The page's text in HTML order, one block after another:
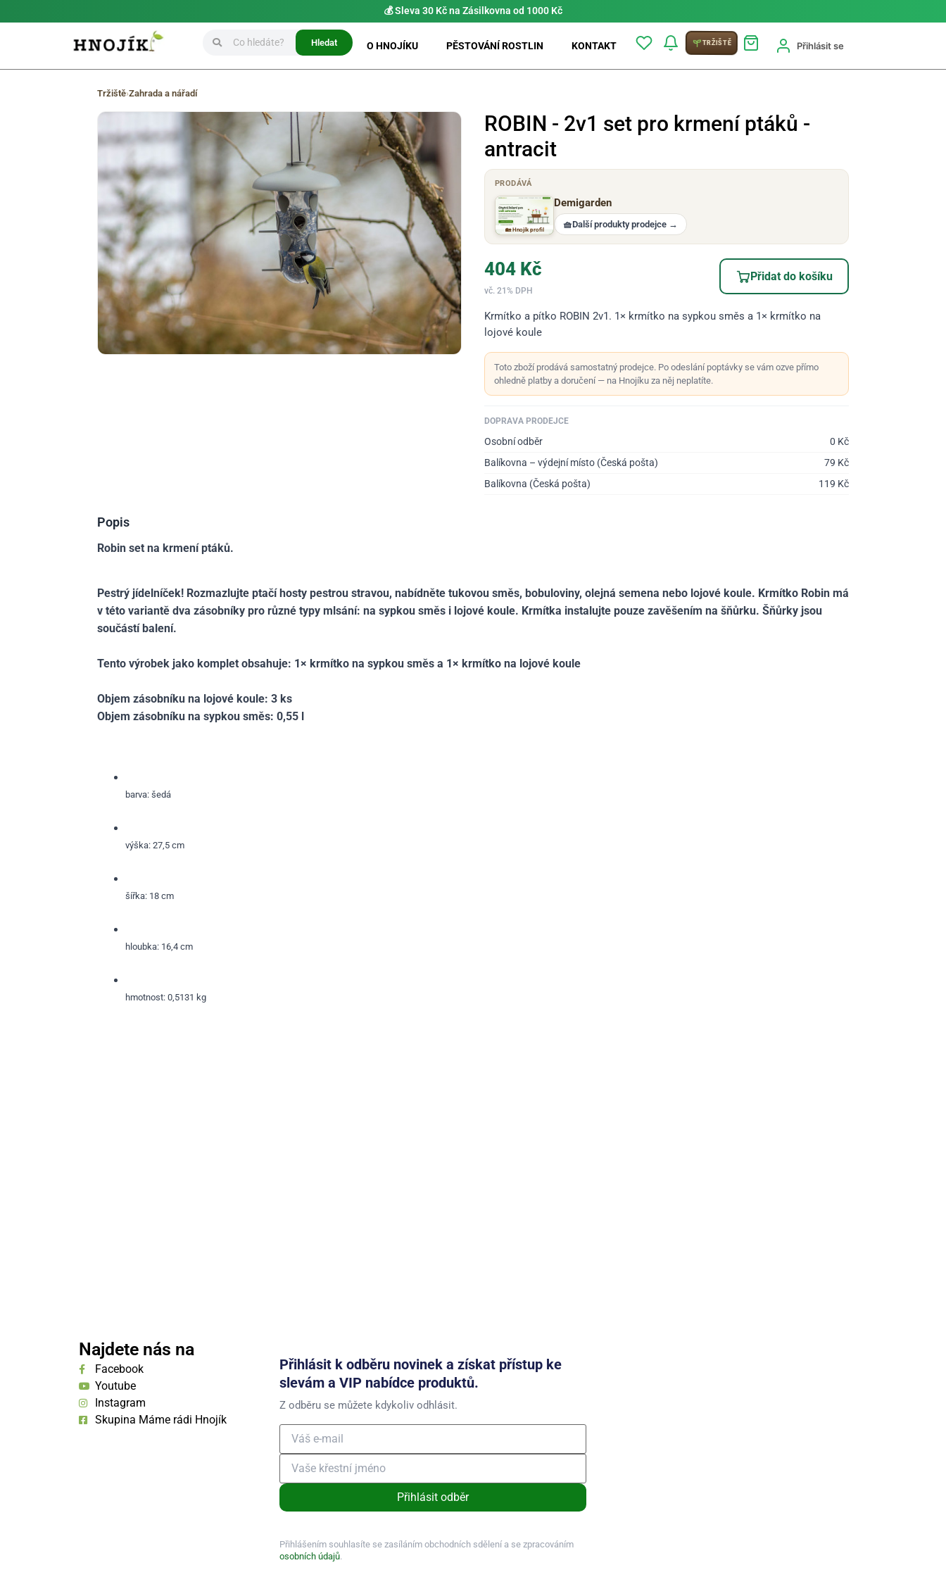
💰 Sleva 30 Kč na Zásilkovna od 1000 Kč
Hledat O HNOJÍKU PĚSTOVÁNÍ ROSTLIN KONTAKT TRŽIŠTĚ Přihlásit se
Tržiště›Zahrada a nářadí
ROBIN - 2v1 set pro krmení ptáků -
antracit
PRODÁVÁ
🏡 Hnojík profil
Demigarden
🧺Další produkty prodejce →
404 Kč
vč. 21% DPH
Přidat do košíku
Krmítko a pítko ROBIN 2v1. 1× krmítko na sypkou směs a 1× krmítko na
lojové koule
Toto zboží prodává samostatný prodejce. Po odeslání poptávky se vám ozve přímo
ohledně platby a doručení — na Hnojíku za něj neplatíte.
DOPRAVA PRODEJCE
Osobní odběr 0 Kč
Balíkovna – výdejní místo (Česká pošta)
79 Kč
Balíkovna (Česká pošta)
119 Kč
Popis
Robin set na krmení ptáků.
Pestrý jídelníček! Rozmazlujte ptačí hosty pestrou stravou, nabídněte tukovou směs, bobuloviny, olejná semena nebo lojové koule. Krmítko Robin má
v této variantě dva zásobníky pro různé typy mlsání: na sypkou směs i lojové koule. Krmítka instalujte pouze zavěšením na šňůrku. Šňůrky jsou
součástí balení.
Tento výrobek jako komplet obsahuje: 1× krmítko na sypkou směs a 1× krmítko na lojové koule
Objem zásobníku na lojové koule: 3 ks
Objem zásobníku na sypkou směs: 0,55 l
barva: šedá
výška: 27,5 cm
šířka: 18 cm
hloubka: 16,4 cm
hmotnost: 0,5131 kg
Najdete nás na
Facebook
Youtube
Instagram
Skupina Máme rádi Hnojík
Přihlásit k odběru novinek a získat přístup ke
slevám a VIP nabídce produktů.
Z odběru se můžete kdykoliv odhlásit.
Přihlásit odběr
Přihlášením souhlasíte se zasíláním obchodních sdělení a se zpracováním
osobních údajů.